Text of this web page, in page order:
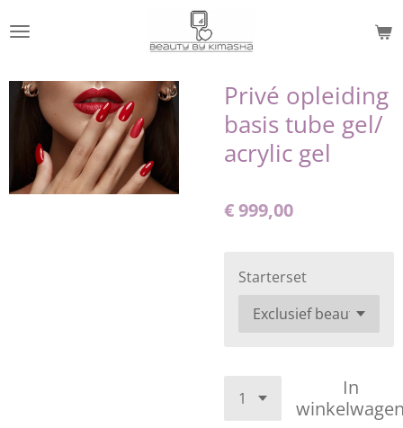
direct
de
hoofdinhoud
Privé opleiding
basis tube gel/
acrylic gel
€ 999,00
Starterset
In